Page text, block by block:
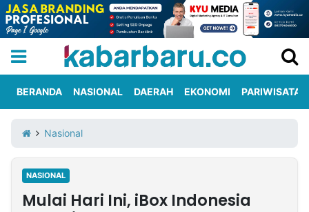
Iklan
Berita
Kami
BERANDA NASIONAL DAERAH EKONOMI PARIWISATA
Nasional
NASIONAL
Mulai Hari Ini, iBox Indonesia